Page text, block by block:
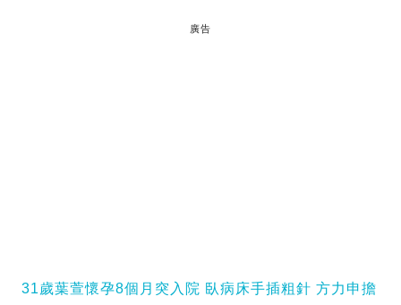
廣告
31歲葉萱懷孕8個月突入院 臥病床手插粗針 方力申擔